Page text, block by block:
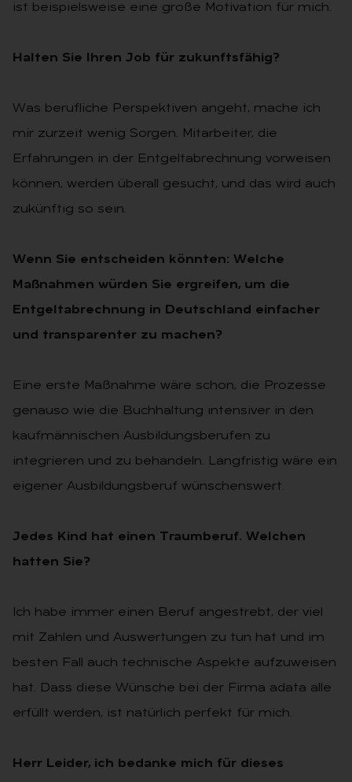
ist beispielsweise eine große Motivation für mich.
Halten Sie Ihren Job für zukunftsfähig?
Was berufliche Perspektiven angeht, mache ich
mir zurzeit wenig Sorgen. Mitarbeiter, die
Erfahrungen in der Entgeltabrechnung vorweisen
können, werden überall gesucht, und das wird auch
zukünftig so sein.
Wenn Sie entscheiden könnten: Welche
Maßnahmen würden Sie ergreifen, um die
Entgeltabrechnung in Deutschland einfacher
und transparenter zu machen?
Eine erste Maßnahme wäre schon, die Prozesse
genauso wie die Buchhaltung intensiver in den
kaufmännischen Ausbildungsberufen zu
integrieren und zu behandeln. Langfristig wäre ein
eigener Ausbildungsberuf wünschenswert.
Jedes Kind hat einen Traumberuf. Welchen
hatten Sie?
Ich habe immer einen Beruf angestrebt, der viel
mit Zahlen und Auswertungen zu tun hat und im
besten Fall auch technische Aspekte aufzuweisen
hat. Dass diese Wünsche bei der Firma adata alle
erfüllt werden, ist natürlich perfekt für mich.
Herr Leider, ich bedanke mich für dieses